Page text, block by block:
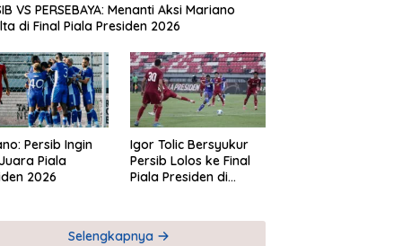
VS PERSEBAYA: Menanti Aksi Mariano
di Final Piala Presiden 2026
Persib Ingin
Piala
2026
Igor Tolic Bersyukur
Persib Lolos ke Final
Piala Presiden di
Selengkapnya